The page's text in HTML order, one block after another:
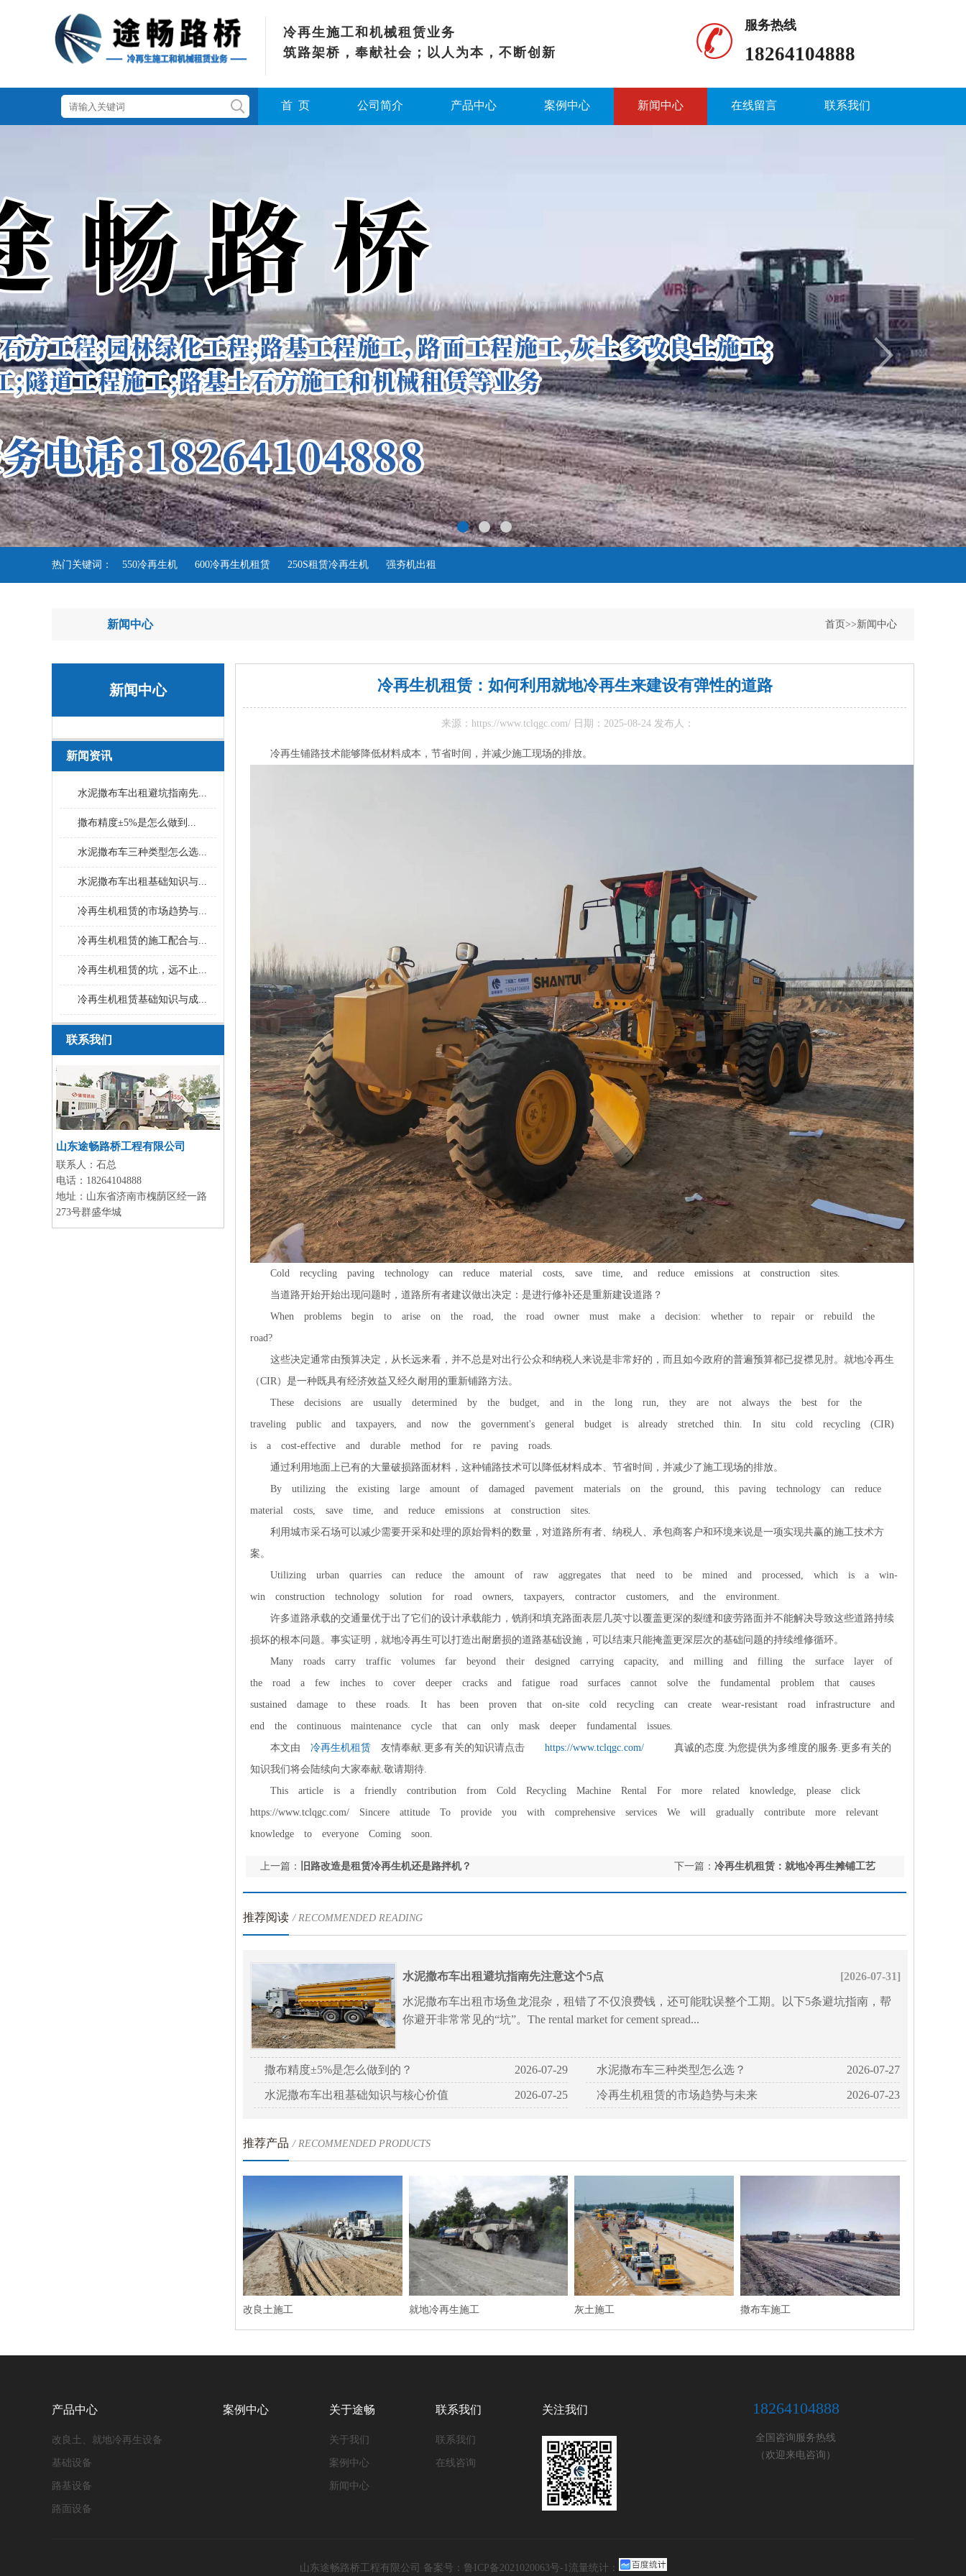
冷再生施工和机械租赁业务
筑路架桥，奉献社会；以人为本，不断创新
服务热线
18264104888
首 页 公司简介 产品中心 案例中心 新闻中心 在线留言 联系我们
热门关键词： 550冷再生机 600冷再生机租赁 250S租赁冷再生机 强夯机出租
新闻中心 首页>>新闻中心
新闻中心
新闻资讯
水泥撒布车出租避坑指南先...
撒布精度±5%是怎么做到...
水泥撒布车三种类型怎么选...
水泥撒布车出租基础知识与...
冷再生机租赁的市场趋势与...
冷再生机租赁的施工配合与...
冷再生机租赁的坑，远不止...
冷再生机租赁基础知识与成...
联系我们
山东途畅路桥工程有限公司
联系人： 石总
电话： 18264104888
地址： 山东省济南市槐荫区经一路
273号群盛华城
冷再生机租赁：如何利用就地冷再生来建设有弹性的道路
来源： https://www.tclqgc.com/日期：2025-08-24 发布人：
冷再生铺路技术能够降低材料成本，节省时间，并减少施工现场的排放。
Cold recycling paving technology can reduce material costs, save time, and reduce emissions at construction sites.
当道路开始开始出现问题时，道路所有者建议做出决定：是进行修补还是重新建设道路？
When problems begin to arise on the road, the road owner must make a decision: whether to repair or rebuild the
road?
这些决定通常由预算决定，从长远来看，并不总是对出行公众和纳税人来说是非常好的，而且如今政府的普遍预算都已捉襟见肘。就地冷再生
（CIR）是一种既具有经济效益又经久耐用的重新铺路方法。
These decisions are usually determined by the budget, and in the long run, they are not always the best for the
traveling public and taxpayers, and now the government's general budget is already stretched thin. In situ cold recycling (CIR)
is a cost-effective and durable method for re paving roads.
通过利用地面上已有的大量破损路面材料，这种铺路技术可以降低材料成本、节省时间，并减少了施工现场的排放。
By utilizing the existing large amount of damaged pavement materials on the ground, this paving technology can reduce
material costs, save time, and reduce emissions at construction sites.
利用城市采石场可以减少需要开采和处理的原始骨料的数量，对道路所有者、纳税人、承包商客户和环境来说是一项实现共赢的施工技术方
案。
Utilizing urban quarries can reduce the amount of raw aggregates that need to be mined and processed, which is a win-
win construction technology solution for road owners, taxpayers, contractor customers, and the environment.
许多道路承载的交通量优于出了它们的设计承载能力，铣削和填充路面表层几英寸以覆盖更深的裂缝和疲劳路面并不能解决导致这些道路持续
损坏的根本问题。事实证明，就地冷再生可以打造出耐磨损的道路基础设施，可以结束只能掩盖更深层次的基础问题的持续维修循环。
Many roads carry traffic volumes far beyond their designed carrying capacity, and milling and filling the surface layer of
the road a few inches to cover deeper cracks and fatigue road surfaces cannot solve the fundamental problem that causes
sustained damage to these roads. It has been proven that on-site cold recycling can create wear-resistant road infrastructure and
end the continuous maintenance cycle that can only mask deeper fundamental issues.
本文由 冷再生机租赁 友情奉献.更多有关的知识请点击 https://www.tclqgc.com/
真诚的态度.为您提供为多维度的服务.更多有关的
知识我们将会陆续向大家奉献.敬请期待.
This article is a friendly contribution from Cold Recycling Machine Rental For more related knowledge, please click
https://www.tclqgc.com/ Sincere attitude To provide you with comprehensive services We will gradually contribute more relevant
knowledge to everyone Coming soon.
下一篇： 冷再生机租赁：就地冷再生摊铺工艺
上一篇： 旧路改造是租赁冷再生机还是路拌机？
推荐阅读 / RECOMMENDED READING
水泥撒布车出租避坑指南先注意这个5点 [2026-07-31]
水泥撒布车出租市场鱼龙混杂，租错了不仅浪费钱，还可能耽误整个工期。以下5条避坑指南，帮
你避开非常常见的“坑”。The rental market for cement spread...
撒布精度±5%是怎么做到的？ 2026-07-29 水泥撒布车三种类型怎么选？ 2026-07-27
水泥撒布车出租基础知识与核心价值 2026-07-25 冷再生机租赁的市场趋势与未来 2026-07-23
推荐产品 / RECOMMENDED PRODUCTS
改良土施工 就地冷再生施工 灰土施工 撒布车施工
产品中心
改良土、就地冷再生设备
基础设备
路基设备
路面设备
案例中心 关于途畅
关于我们
案例中心
新闻中心
联系我们
联系我们
在线咨询
关注我们 18264104888
全国咨询服务热线
（欢迎来电咨询）
山东途畅路桥工程有限公司 备案号： 鲁ICP备2021020063号-1 流量统计：